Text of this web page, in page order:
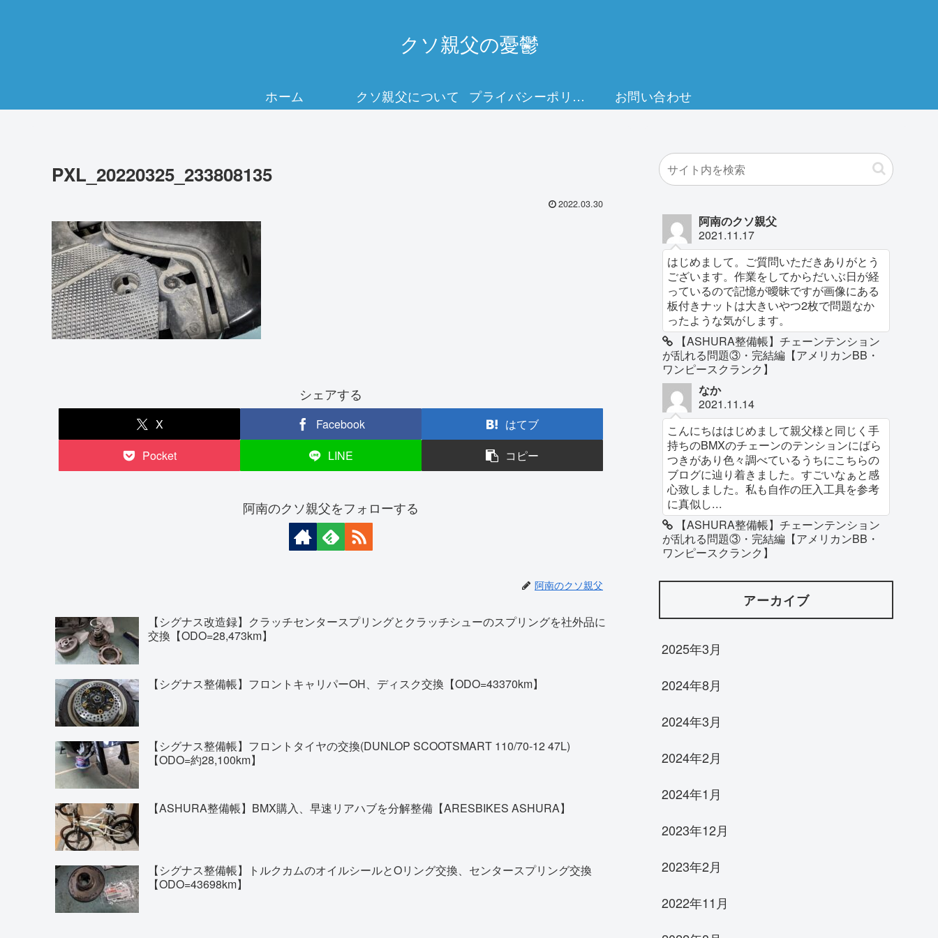
クソ親父の憂鬱
ホーム クソ親父について プライバシーポリシー お問い合わせ
PXL_20220325_233808135
2022.03.30
シェアする
X Facebook
はてブ
Pocket
LINE コピー
阿南のクソ親父をフォローする
阿南のクソ親父
【シグナス改造録】クラッチセンタースプリングとクラッチシューのスプリングを社外品に
交換【ODO=28,473km】
【シグナス整備帳】フロントキャリパーOH、ディスク交換【ODO=43370km】
【シグナス整備帳】フロントタイヤの交換(DUNLOP SCOOTSMART 110/70-12 47L)
【ODO=約28,100km】
【ASHURA整備帳】BMX購入、早速リアハブを分解整備【ARESBIKES ASHURA】
【シグナス整備帳】トルクカムのオイルシールとOリング交換、センタースプリング交換
【ODO=43698km】
阿南のクソ親父
2021.11.17
はじめまして。ご質問いただきありがとう
ございます。作業をしてからだいぶ日が経
っているので記憶が曖昧ですが画像にある
板付きナットは大きいやつ2枚で問題なか
ったような気がします。
【ASHURA整備帳】チェーンテンション
が乱れる問題③・完結編【アメリカンBB・
ワンピースクランク】
なか
2021.11.14
こんにちははじめまして親父様と同じく手
持ちのBMXのチェーンのテンションにばら
つきがあり色々調べているうちにこちらの
ブログに辿り着きました。すごいなぁと感
心致しました。私も自作の圧入工具を参考
に真似し...
【ASHURA整備帳】チェーンテンション
が乱れる問題③・完結編【アメリカンBB・
ワンピースクランク】
アーカイブ
2025年3月
2024年8月
2024年3月
2024年2月
2024年1月
2023年12月
2023年2月
2022年11月